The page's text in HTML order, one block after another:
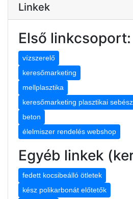
Linkek
Első linkcsoport:
vízszerelő
keresőmarketing
mellplasztika
keresőmarketing plasztikai
beton
élelmiszer rendelés webshop
Egyéb linkek
fedett kocsibeálló ötletek
kész polikarbonát előtetők